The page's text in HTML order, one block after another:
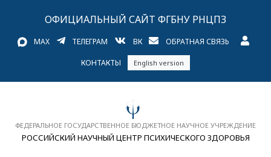
ОФИЦИАЛЬНЫЙ САЙТ ФГБНУ РНЦПЗ
MAX ТЕЛЕГРАМ ВК ОБРАТНАЯ СВЯЗЬ
КОНТАКТЫ English version
ФЕДЕРАЛЬНОЕ ГОСУДАРСТВЕННОЕ БЮДЖЕТНОЕ НАУЧНОЕ УЧРЕЖДЕНИЕ
РОССИЙСКИЙ НАУЧНЫЙ ЦЕНТР ПСИХИЧЕСКОГО ЗДОРОВЬЯ